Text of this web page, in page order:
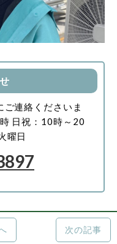
ご連絡くださいま
日祝：10時～20
曜日
次の記事